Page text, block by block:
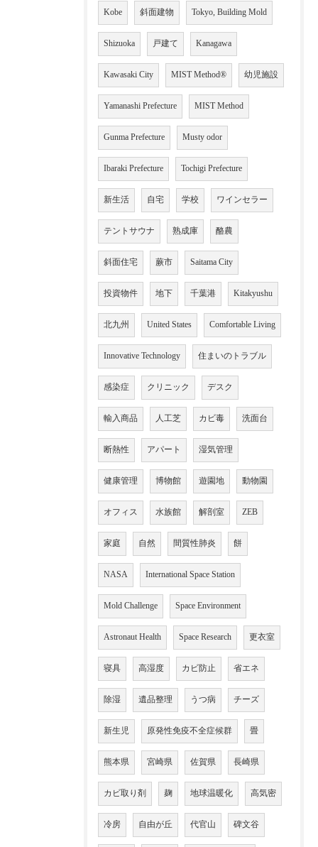
Kobe 斜面建物 Tokyo, Building Mold
Shizuoka 戸建て Kanagawa
Kawasaki City MIST Method® 幼児施設
Yamanashi Prefecture MIST Method
Gunma Prefecture Musty odor
Ibaraki Prefecture Tochigi Prefecture
新生活 自宅 学校 ワインセラー
テントサウナ 熟成庫 酪農
斜面住宅 蕨市 Saitama City
投資物件 地下 千葉港 Kitakyushu
北九州 United States Comfortable Living
Innovative Technology 住まいのトラブル
感染症 クリニック デスク
輸入商品 人工芝 カビ毒 洗面台
断熱性 アパート 湿気管理
健康管理 博物館 遊園地 動物園
オフィス 水族館 解剖室 ZEB
家庭 自然 間質性肺炎 餅
NASA International Space Station
Mold Challenge Space Environment
Astronaut Health Space Research 更衣室
寝具 高湿度 カビ防止 省エネ
除湿 遺品整理 うつ病 チーズ
新生児 原発性免疫不全症候群 畳
熊本県 宮崎県 佐賀県 長崎県
カビ取り剤 麹 地球温暖化 高気密
冷房 自由が丘 代官山 碑文谷